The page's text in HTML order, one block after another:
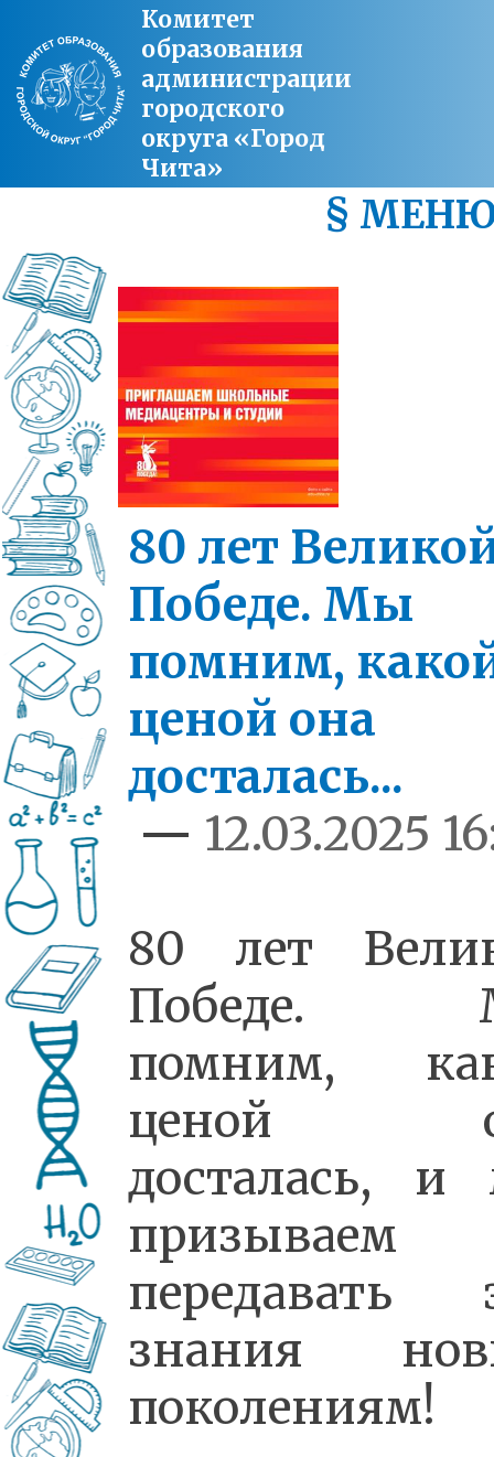
Комитет
образования
администрации
городского
округа «Город
Чита»
§
80 лет
Победе. Мы
помним,
ценой она
досталась...
— 12.03.2025
80 лет
Победе.
помним,
ценой
досталась,
призываем
передавать
знания
поколениям!